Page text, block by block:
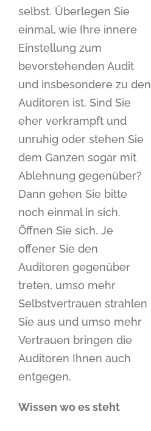
selbst. Überlegen Sie
einmal, wie Ihre innere
Einstellung zum
bevorstehenden Audit
und insbesondere zu den
Auditoren ist. Sind Sie
eher verkrampft und
unruhig oder stehen Sie
dem Ganzen sogar mit
Ablehnung gegenüber?
Dann gehen Sie bitte
noch einmal in sich.
Öffnen Sie sich. Je
offener Sie den
Auditoren gegenüber
treten, umso mehr
Selbstvertrauen strahlen
Sie aus und umso mehr
Vertrauen bringen die
Auditoren Ihnen auch
entgegen.
Wissen wo es steht